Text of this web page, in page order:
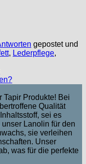
gepostet und
, Lederpflege,
Tapir Produkte! Bei
Qualität
sei es
Lanolin für den
sie verleihen
Unser
was für die perfekte